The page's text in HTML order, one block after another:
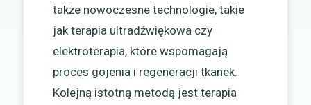
także nowoczesne technologie, takie
jak terapia ultradźwiękowa czy
elektroterapia, które wspomagają
proces gojenia i regeneracji tkanek.
Kolejną istotną metodą jest terapia